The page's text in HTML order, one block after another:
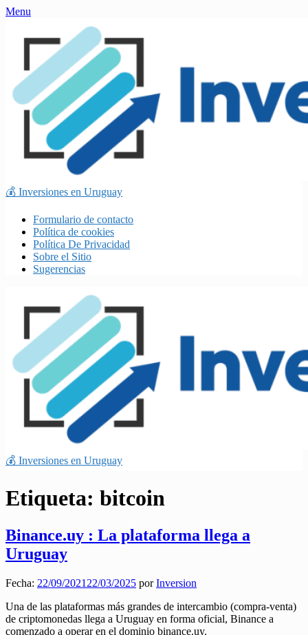
Skip
content
Menu
💰 Inversiones en Uruguay
Formulario de contacto
Política de cookies
Política De Privacidad
Sobre el Sitio
Sugerencias
💰 Inversiones en Uruguay
Etiqueta: bitcoin
Binance.uy : La plataforma llega a
Uruguay
Fecha: 22/09/2021 22/03/2025 porInversion
Una de las plataformas más grandes de intercambio (compra-venta)
de criptomonedas llega a Uruguay en forma oficial, Binance a
comenzado a operar en el dominio binance.uy.